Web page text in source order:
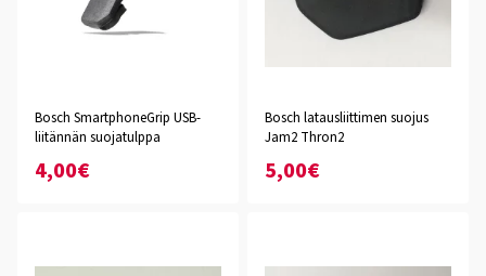
Bosch SmartphoneGrip USB-
liitännän suojatulppa
4,00€
Bosch latausliittimen suojus
Jam2 Thron2
5,00€